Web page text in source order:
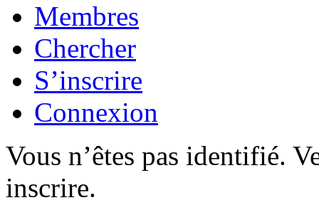
Membres
Chercher
S’inscrire
Connexion
Vous n’êtes pas identifié.
inscrire.